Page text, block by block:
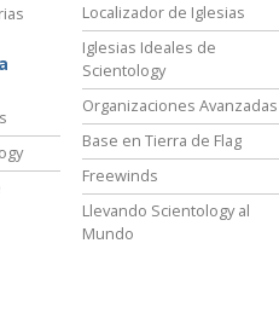
Localizador de Iglesias
Iglesias Ideales de
Scientology
Organizaciones Avanzadas
Base en Tierra de Flag
Freewinds
Llevando Scientology al
Mundo